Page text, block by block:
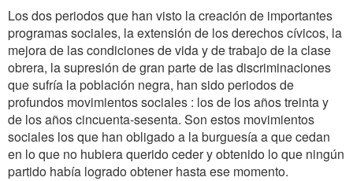
Los dos periodos que han visto la creación de importantes
programas sociales, la extensión de los derechos cívicos, la
mejora de las condiciones de vida y de trabajo de la clase
obrera, la supresión de gran parte de las discriminaciones
que sufría la población negra, han sido periodos de
profundos movimientos sociales : los de los años treinta y
de los años cincuenta-sesenta. Son estos movimientos
sociales los que han obligado a la burguesía a que cedan
en lo que no hubiera querido ceder y obtenido lo que ningún
partido había logrado obtener hasta ese momento.